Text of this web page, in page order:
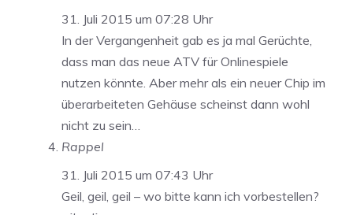
31. Juli 2015 um 07:28 Uhr
In der Vergangenheit gab es ja mal Gerüchte,
dass man das neue ATV für Onlinespiele
nutzen könnte. Aber mehr als ein neuer Chip im
überarbeiteten Gehäuse scheinst dann wohl
nicht zu sein…
Rappel
31. Juli 2015 um 07:43 Uhr
Geil, geil, geil – wo bitte kann ich vorbestellen?